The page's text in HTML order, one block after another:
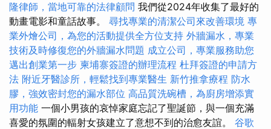
隆律師，當地可靠的法律顧問 我們從2024年收集了最好的
動畫電影和童話故事。 尋找專業的清潔公司來改善環境 專
業外燴公司，為您的活動提供全方位支持 外牆漏水，專業
技術及時修復您的外牆漏水問題 成立公司，專業服務助您
邁出創業第一步 柬埔寨簽證的辦理流程 杜拜簽證的申請方
法 附近牙醫診所，輕鬆找到專業醫生 新竹推拿療程 防水
膠，強效密封您的漏水部位 高品質洗碗槽，為廚房增添實
用功能 一個小男孩的哀悼家庭忘記了聖誕節，與一個充滿
喜愛的氛圍的輻射女孩建立了意想不到的治愈友誼。 谷歌